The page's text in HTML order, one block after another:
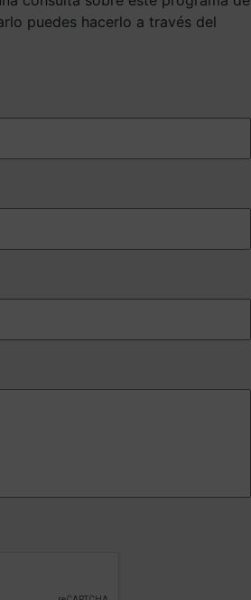
puedes hacerlo a través del